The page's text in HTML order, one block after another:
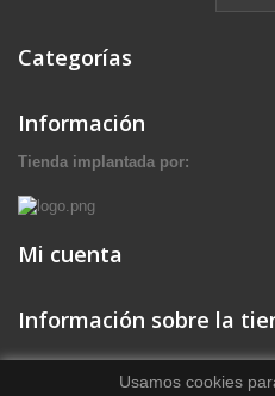
Categorías
Información
Tienda implantada por:
Mi cuenta
Información sobre la
Usamos cookies